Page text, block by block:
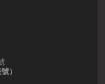
）